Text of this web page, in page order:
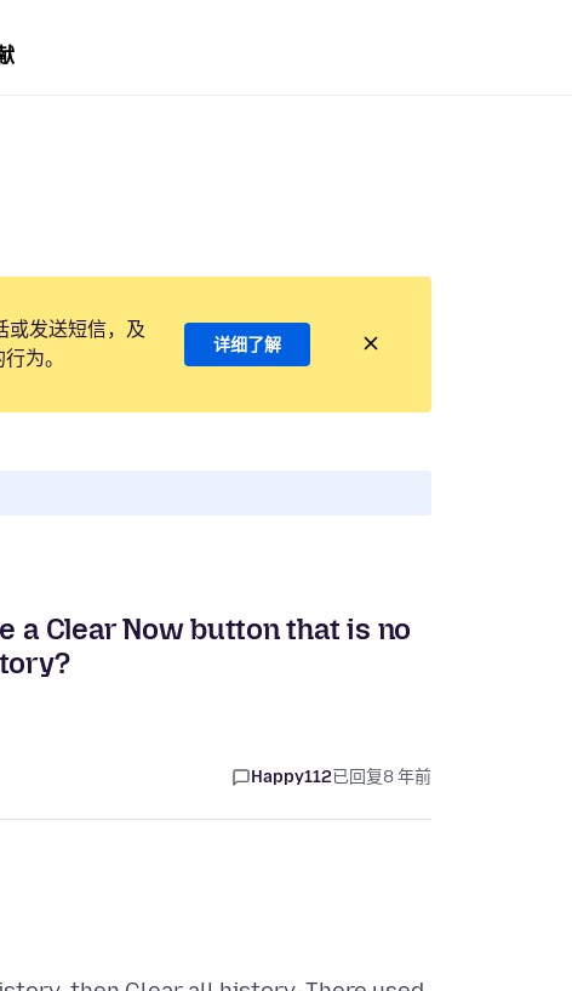
或发送短信，及
为。
详细了解
a Clear Now button that is no
Happy112已回复8 年前